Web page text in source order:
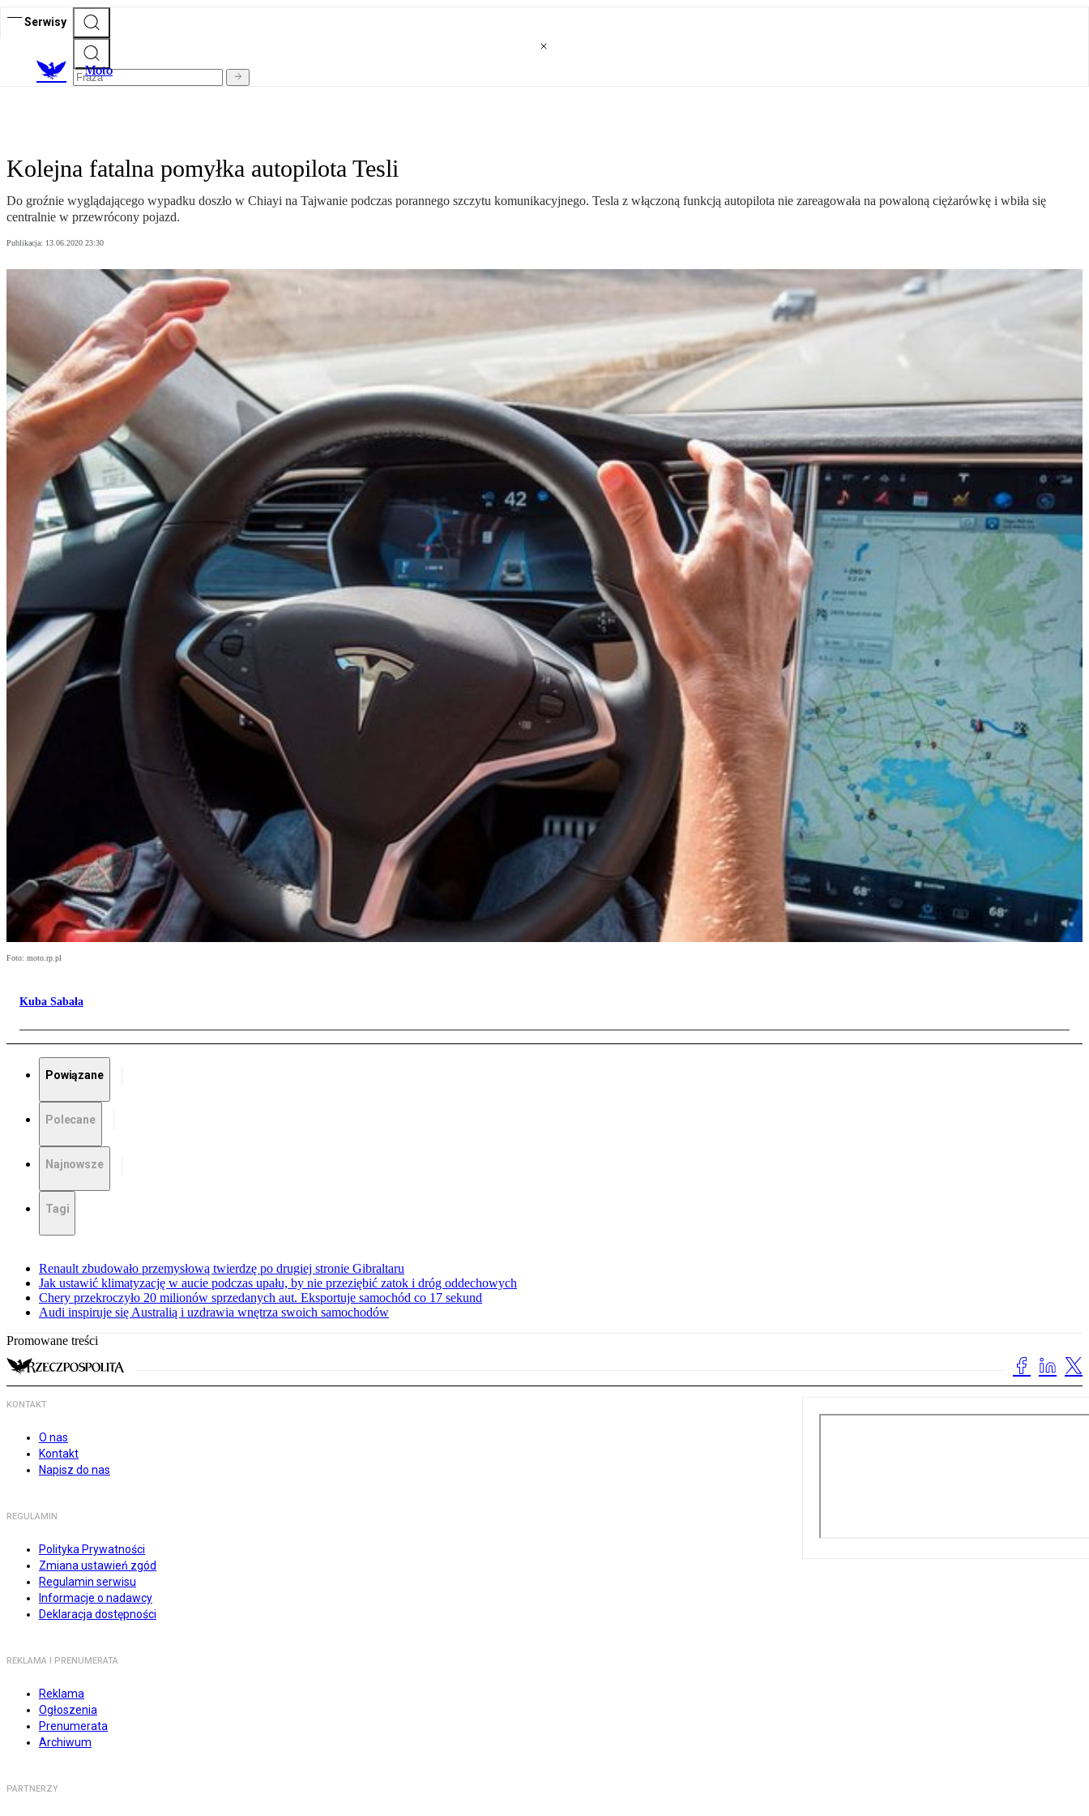
Serwisy
Moto
Kolejna fatalna pomyłka autopilota Tesli
Do groźnie wyglądającego wypadku doszło w Chiayi na Tajwanie podczas porannego szczytu komunikacyjnego. Tesla z włączoną funkcją autopilota nie zareagowała na powaloną ciężarówkę i wbiła się
centralnie w przewrócony pojazd.
Publikacja: 13.06.2020 23:30
Foto: moto.rp.pl
Kuba Sabała
Powiązane
Polecane
Najnowsze
Tagi
Renault zbudowało przemysłową twierdzę po drugiej stronie Gibraltaru
Jak ustawić klimatyzację w aucie podczas upału, by nie przeziębić zatok i dróg oddechowych
Chery przekroczyło 20 milionów sprzedanych aut. Eksportuje samochód co 17 sekund
Audi inspiruje się Australią i uzdrawia wnętrza swoich samochodów
Promowane treści
KONTAKT
O nas
Kontakt
Napisz do nas
REGULAMIN
Polityka Prywatności
Zmiana ustawień zgód
Regulamin serwisu
Informacje o nadawcy
Deklaracja dostępności
REKLAMA I PRENUMERATA
Reklama
Ogłoszenia
Prenumerata
Archiwum
PARTNERZY